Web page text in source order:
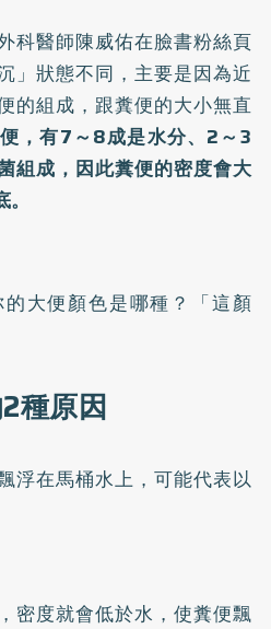
科醫師陳威佑在臉書粉絲頁
」狀態不同，主要是因為近
的組成，跟糞便的大小無直
，有7～8成是水分、2～3
組成，因此糞便的密度會大
大便顏色是哪種？「這顏
種原因
浮在馬桶水上，可能代表以
密度就會低於水，使糞便飄